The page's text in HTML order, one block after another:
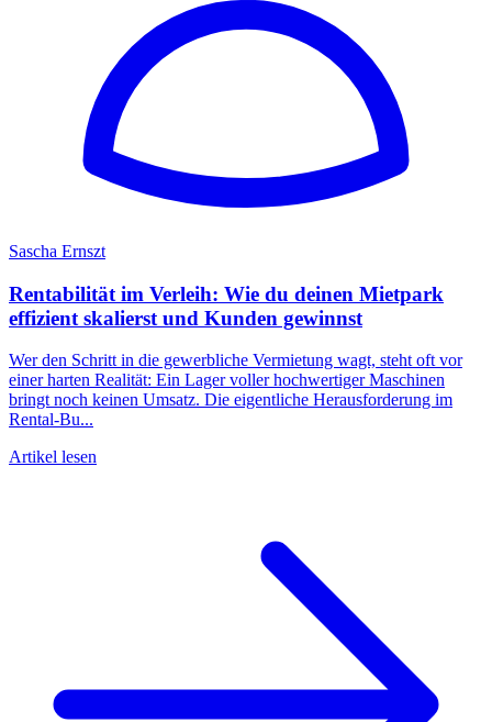
Sascha Ernszt
Rentabilität im Verleih: Wie du deinen Mietpark
effizient skalierst und Kunden gewinnst
Wer den Schritt in die gewerbliche Vermietung wagt, steht oft vor
einer harten Realität: Ein Lager voller hochwertiger Maschinen
bringt noch keinen Umsatz. Die eigentliche Herausforderung im
Rental-Bu...
Artikel lesen